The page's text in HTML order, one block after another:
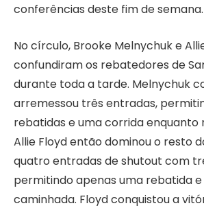
conferências deste fim de semana.
No círculo, Brooke Melnychuk e
confundiram os rebatedores de
durante toda a tarde. Melnychuk
arremessou três entradas,
rebatidas e uma corrida enquanto
Allie Floyd então dominou o resto
quatro entradas de shutout com
permitindo apenas uma rebatida
caminhada. Floyd conquistou a